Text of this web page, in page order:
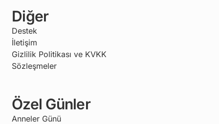
Diğer
Destek
İletişim
Gizlilik Politikası ve KVKK
Sözleşmeler
Özel Günler
Anneler Günü